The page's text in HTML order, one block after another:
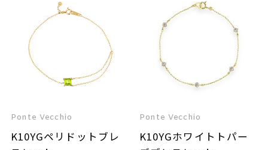
Ponte Vecchio
K10YGペリドットブレ
Ponte Vecchio
K10YGホワイトトパー